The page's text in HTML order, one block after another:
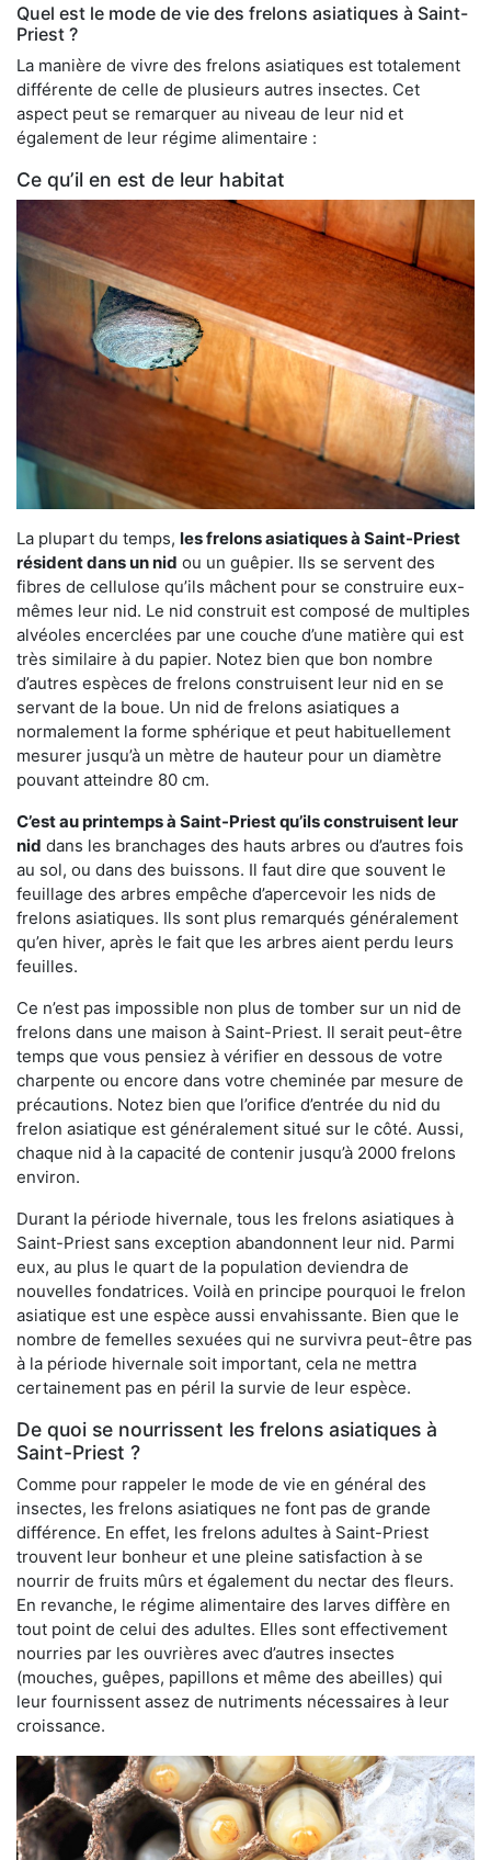
Quel est le mode de vie des frelons asiatiques à Saint-
Priest ?
La manière de vivre des frelons asiatiques est totalement
différente de celle de plusieurs autres insectes. Cet
aspect peut se remarquer au niveau de leur nid et
également de leur régime alimentaire :
Ce qu’il en est de leur habitat
La plupart du temps, les frelons asiatiques à Saint-Priest
résident dans un nid ou un guêpier. Ils se servent des
fibres de cellulose qu’ils mâchent pour se construire eux-
mêmes leur nid. Le nid construit est composé de multiples
alvéoles encerclées par une couche d’une matière qui est
très similaire à du papier. Notez bien que bon nombre
d’autres espèces de frelons construisent leur nid en se
servant de la boue. Un nid de frelons asiatiques a
normalement la forme sphérique et peut habituellement
mesurer jusqu’à un mètre de hauteur pour un diamètre
pouvant atteindre 80 cm.
C’est au printemps à Saint-Priest qu’ils construisent leur
nid dans les branchages des hauts arbres ou d’autres fois
au sol, ou dans des buissons. Il faut dire que souvent le
feuillage des arbres empêche d’apercevoir les nids de
frelons asiatiques. Ils sont plus remarqués généralement
qu’en hiver, après le fait que les arbres aient perdu leurs
feuilles.
Ce n’est pas impossible non plus de tomber sur un nid de
frelons dans une maison à Saint-Priest. Il serait peut-être
temps que vous pensiez à vérifier en dessous de votre
charpente ou encore dans votre cheminée par mesure de
précautions. Notez bien que l’orifice d’entrée du nid du
frelon asiatique est généralement situé sur le côté. Aussi,
chaque nid à la capacité de contenir jusqu’à 2000 frelons
environ.
Durant la période hivernale, tous les frelons asiatiques à
Saint-Priest sans exception abandonnent leur nid. Parmi
eux, au plus le quart de la population deviendra de
nouvelles fondatrices. Voilà en principe pourquoi le frelon
asiatique est une espèce aussi envahissante. Bien que le
nombre de femelles sexuées qui ne survivra peut-être pas
à la période hivernale soit important, cela ne mettra
certainement pas en péril la survie de leur espèce.
De quoi se nourrissent les frelons asiatiques à
Saint-Priest ?
Comme pour rappeler le mode de vie en général des
insectes, les frelons asiatiques ne font pas de grande
différence. En effet, les frelons adultes à Saint-Priest
trouvent leur bonheur et une pleine satisfaction à se
nourrir de fruits mûrs et également du nectar des fleurs.
En revanche, le régime alimentaire des larves diffère en
tout point de celui des adultes. Elles sont effectivement
nourries par les ouvrières avec d’autres insectes
(mouches, guêpes, papillons et même des abeilles) qui
leur fournissent assez de nutriments nécessaires à leur
croissance.